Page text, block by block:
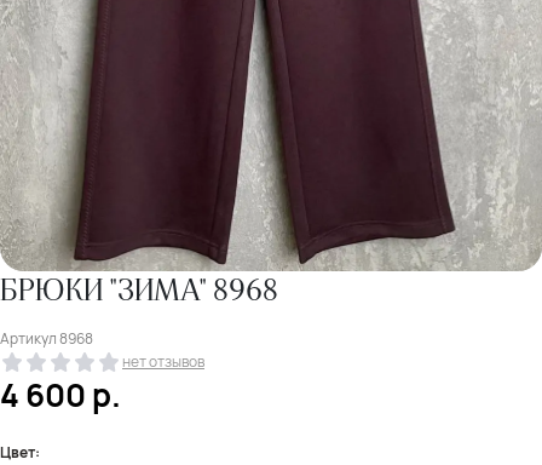
БРЮКИ "ЗИМА" 8968
Артикул8968
нет отзывов
4 600р.
Цвет: